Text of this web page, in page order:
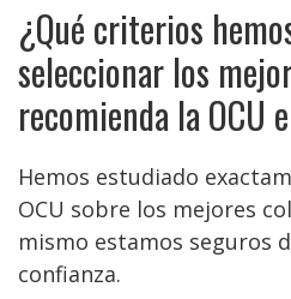
¿Qué criterios
seleccionar los
recomienda la OCU
Hemos estudiado
OCU sobre los mejores
mismo estamos seguros
confianza.